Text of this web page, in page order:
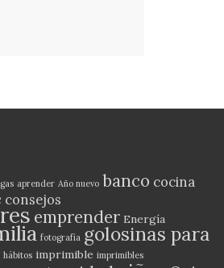
aprender Año nuevo banco cocina
consejos
emprender Energía
fotografía golosinas para
hábitos imprimible imprimibles